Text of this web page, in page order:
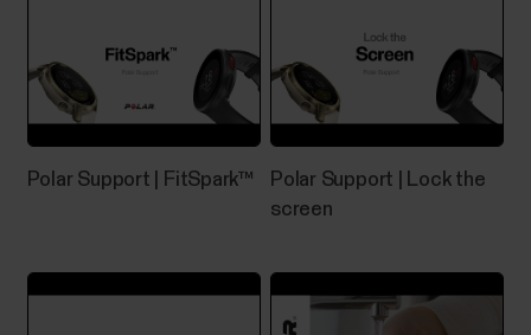
e nel dispositivo mobile.Il dispositivo Polar deve
essere aggiornato.Attivare il Bluetooth nelle
impostazioni del dispositivo mobile.Disattivare...
dispositivo del dispositivo Polar?
Trovi la ID dispositivo nel:menu Impostazioni del tuo
Polar Support | FitSpark™
Polar Support | Lock the
screen